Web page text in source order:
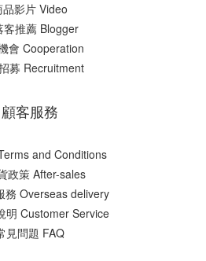
品影片 Video
客推薦 Blogger
會 Cooperation
募 Recruitment
顧客服務
and Conditions
政策 After-sales
務 Overseas delivery
明 Customer Service
見問題 FAQ